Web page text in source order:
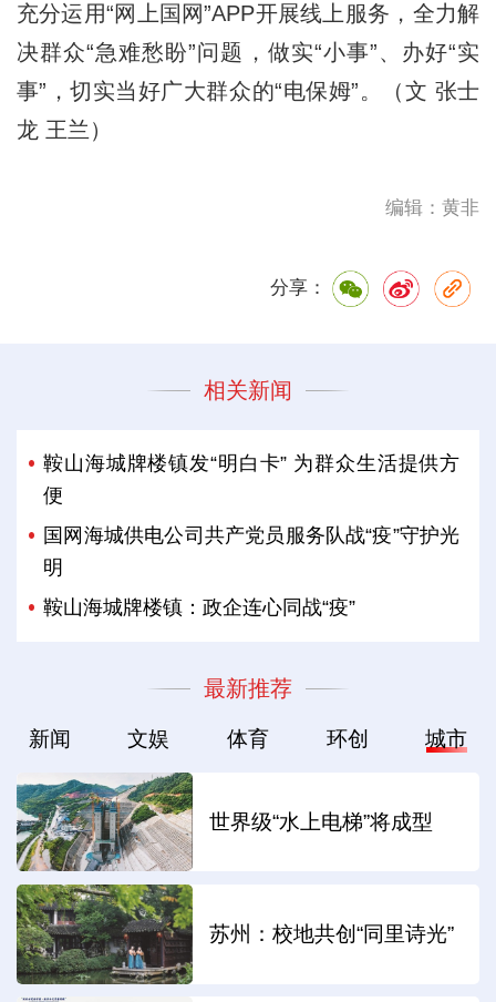
充分运用“网上国网”APP开展线上服务，全力解
决群众“急难愁盼”问题，做实“小事”、办好“实
事”，切实当好广大群众的“电保姆”。（文 张士
龙 王兰）
编辑：黄非
分享：
相关新闻
鞍山海城牌楼镇发“明白卡” 为群众生活提供方
便
国网海城供电公司共产党员服务队战“疫”守护光
明
鞍山海城牌楼镇：政企连心同战“疫”
最新推荐
新闻 文娱 体育 环创 城市
世界级“水上电梯”将成型
苏州：校地共创“同里诗光”